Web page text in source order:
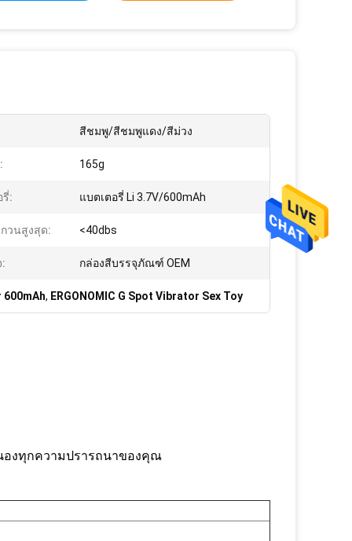
สีชมพู/สีชมพูแดง/สีม่วง
165g
รี่: แบตเตอรี่ Li 3.7V/600mAh
กวนสูงสุด: <40dbs
กล่องสีบรรจุภัณฑ์ OEM
, ERGONOMIC G Spot Vibrator Sex Toy
องทุกความปรารถนาของคุณ